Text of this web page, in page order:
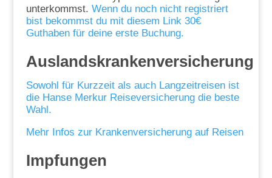
unterkommst. Wenn du noch nicht registriert
bist bekommst du mit diesem Link 30€
Guthaben für deine erste Buchung.
Auslandskrankenversicherung
Sowohl für Kurzzeit als auch Langzeitreisen ist
die Hanse Merkur Reiseversicherung die beste
Wahl.
Mehr Infos zur Krankenversicherung auf Reisen
Impfungen